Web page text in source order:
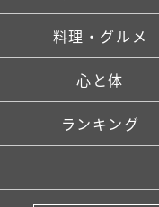
料理・グルメ
心と体
ランキング